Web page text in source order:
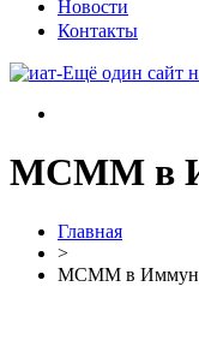
Новости
Контакты
МСММ в
Главная
>
МСММ в